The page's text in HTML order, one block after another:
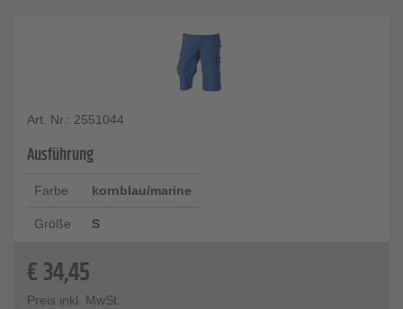
Art. Nr.: 2551044
Ausführung
Farbe kornblau/marine
Größe S
€34,45
Preis inkl. MwSt.